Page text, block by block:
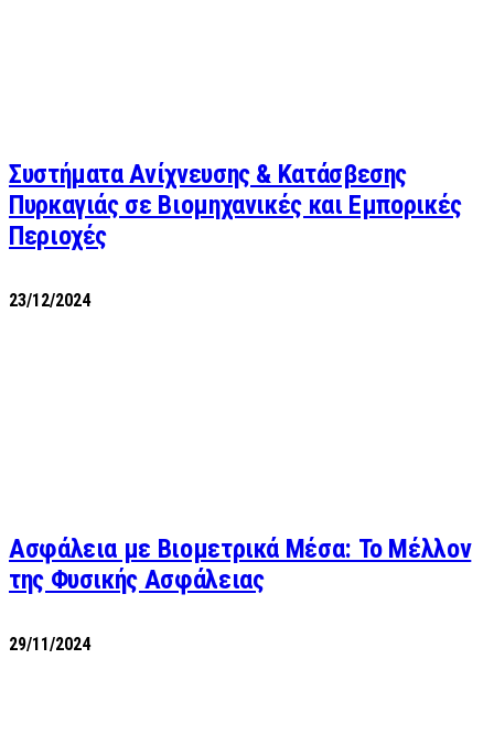
Συστήματα Ανίχνευσης & Κατάσβεσης
Πυρκαγιάς σε Βιομηχανικές και Εμπορικές
Περιοχές
23/12/2024
Ασφάλεια με Βιομετρικά Μέσα: Το Μέλλον
της Φυσικής Ασφάλειας
29/11/2024